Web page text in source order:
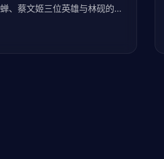
、蔡文姬三位英雄与林砚的
。